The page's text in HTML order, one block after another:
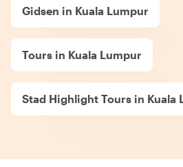
Gidsen in Kuala Lumpur
Tours in Kuala Lumpur
Stad Highlight Tours in Kuala